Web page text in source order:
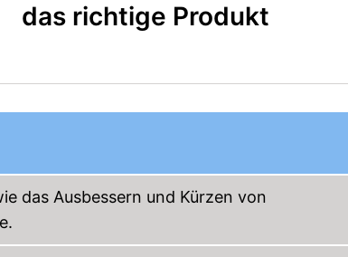
das richtige Produkt
das Ausbessern und Kürzen von